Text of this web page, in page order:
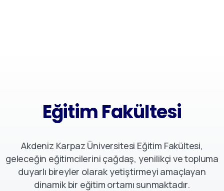
EğitimFakültesi
Akdeniz Karpaz Üniversitesi Eğitim Fakültesi,
geleceğin eğitimcilerini çağdaş, yenilikçi ve topluma
duyarlı bireyler olarak yetiştirmeyi amaçlayan
dinamik bir eğitim ortamı sunmaktadır.